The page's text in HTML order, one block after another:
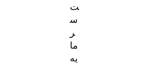
ت
س
ر
ما
یه